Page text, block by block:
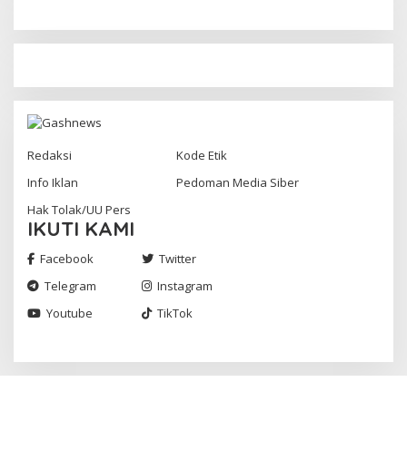
Redaksi
Kode Etik
Info Iklan
Pedoman Media Siber
Hak Tolak/UU Pers
IKUTI KAMI
Facebook
Twitter
Telegram
Instagram
Youtube
TikTok